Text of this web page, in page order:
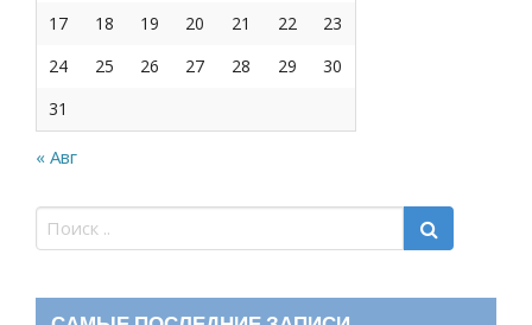
17
18 19 20 21 22
23
24
25 26 27 28 29
30
31
« Авг